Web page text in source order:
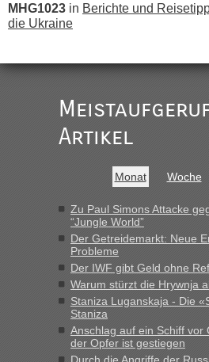
MHG1023 in Berichte und
die Ukraine
Ist korrekt, aber ich finde man hätte
darauf hinweisen können.
War aber nicht "böse" gemeint ...
buchbar - warum auch immer ...
Hab´s versucht - bekomme aber
Strecke fahren wir nicht"
MHG1023 inBerichte und
die Ukraine
„Man sollte aber explizit dazu
LeoExpress ist - und nur auf deren
Fahrkarten kaufen. Zumindest ist
Artikel
Monat Woche
Zu Paul Simons Attacke
“Jungle World”
Der Getreidemarkt: Neue
Probleme
Der IWF gibt Geld ohne
Warum stürzt die Hrywnja
Staniza Luganskaja - Die
Staniza
Anschlag auf ein Schiff vor
der Opfer ist gestiegen
Durch die Angriffe der